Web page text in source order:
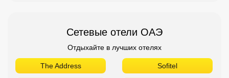
Сетевые отели ОАЭ
Отдыхайте в лучших отелях
The Address Sofitel